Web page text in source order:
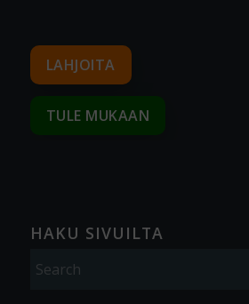
LAHJOITA
TULE MUKAAN
HAKU SIVUILTA